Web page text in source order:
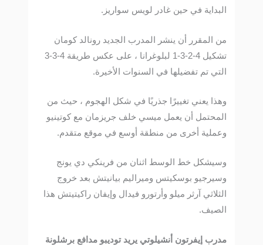
البداية في حين غادر لويس سواريز.
من المقرر أن ينشر المدرب الجديد رونالد كومان
تشكيل 4-2-3-1 لبلوغرانا ، على عكس طريقة 4-3-3
التي تم تفضيلها في السنوات الأخيرة.
وهذا يعني تغييرًا جذريًا في شكل الهجوم ، حيث من
المحتمل أن يعمل ميسي خلف جريزمان مع كوتينيو
وعملية أخرى من منطقة أوسع في موقع متقدم.
وسيشكل خط الوسط اثنان من فرينكي دي يونج
وسيرجيو بوسكيتس وميراليم بيانيتش بعد خروج
الثلاثي آرثر ميلو وأرتورو فيدال وإيفان راكيتيتش هذا
الصيف.
مدرب إيفرتون أنشيلوتي يريد توديبو مدافع برشلونة